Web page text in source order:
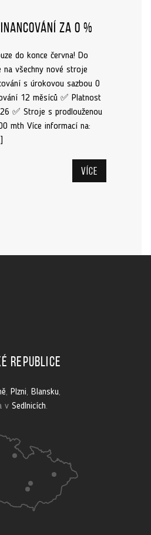
za 0 %
do konce června! Do
na všechny nové stroje
s úrokovou sazbou 0
12 měsíců ✅ Platnost
✅ Stroje s prodlouženou
mth Více informací na:
Více
republice
, Plzni, Blansku,
v Sedlnicích.